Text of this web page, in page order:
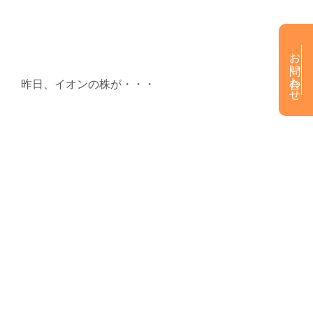
昨日、イオンの株が・・・ お問い合わせ